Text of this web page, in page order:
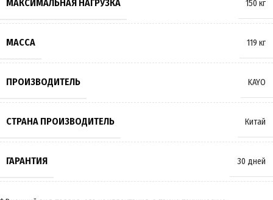
МАКСИМАЛЬНАЯ НАГРУЗКА 150 кг
МАССА 119 кг
ПРОИЗВОДИТЕЛЬ KAYO
СТРАНА ПРОИЗВОДИТЕЛЬ Китай
ГАРАНТИЯ 30 дней